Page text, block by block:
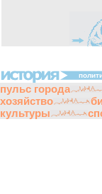
пульс города
хозяйство
культуры